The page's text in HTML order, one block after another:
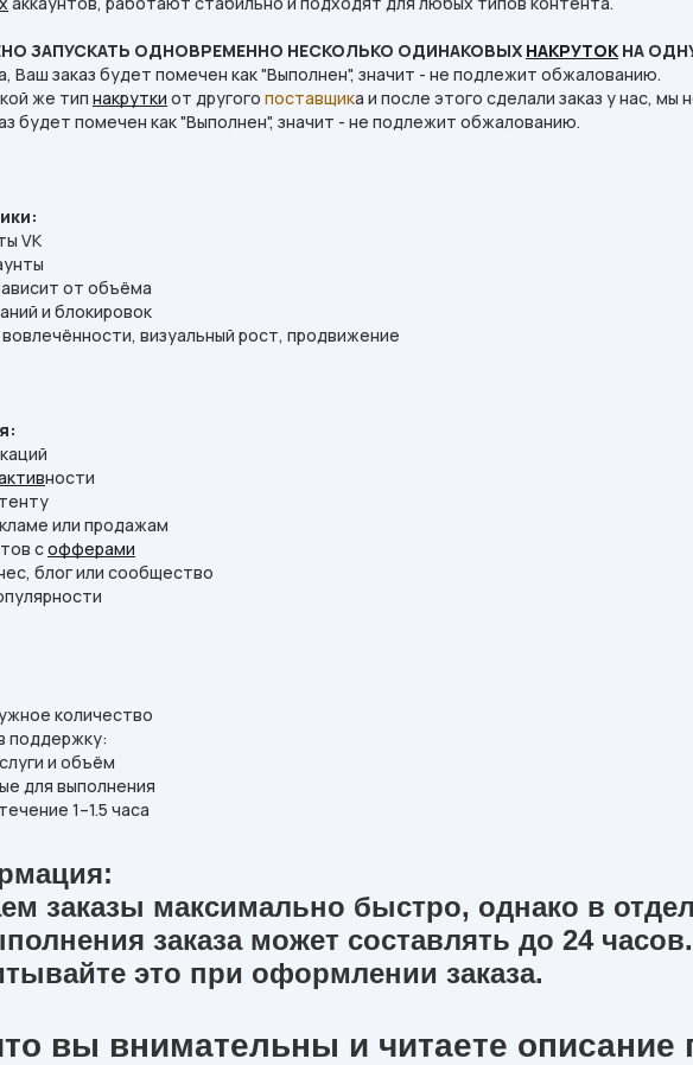
ЗАПУСКАТЬ ОДНОВРЕМЕННО НЕСКОЛЬКО ОДИНАКОВЫХ НАКРУТОК НА
Ваш заказ будет помечен как "Выполнен", значит - не подлежит обжалованию.
же тип накрутки от другого поставщика и после этого сделали заказ у нас, мы
будет помечен как "Выполнен", значит - не подлежит обжалованию.
VK
от объёма
и блокировок
визуальный рост, продвижение
ности
или продажам
софферами
блог или сообщество
количество
поддержку:
и объём
для выполнения
1–1.5 часа
заказы максимально быстро, однако в
заказа может составлять до 24 часов.
это при оформлении заказа.
вы внимательны и читаете описание